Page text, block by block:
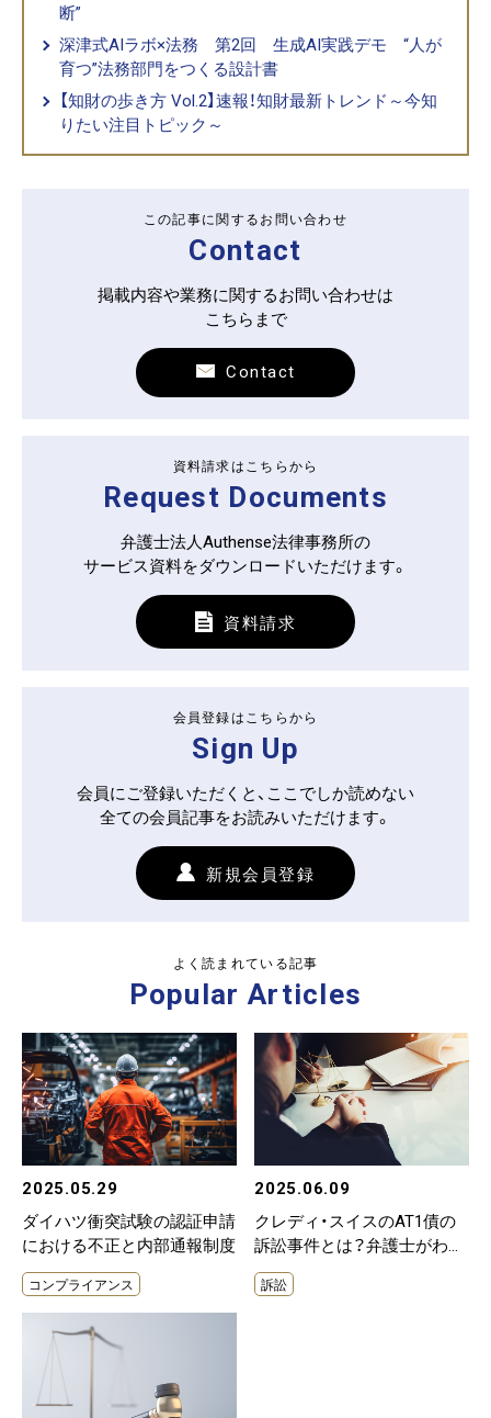
断”
深津式AIラボ×法務 第2回 生成AI実践デモ “人が
育つ”法務部門をつくる設計書
【知財の歩き方 Vol.2】速報！知財最新トレンド～今知
りたい注目トピック～
この記事に関するお問い合わせ
Contact
掲載内容や業務に関するお問い合わせは
こちらまで
Contact
資料請求はこちらから
Request Documents
弁護士法人Authense法律事務所の
サービス資料をダウンロードいただけます。
資料請求
会員登録はこちらから
Sign Up
会員にご登録いただくと、ここでしか読めない
全ての会員記事をお読みいただけます。
新規会員登録
よく読まれている記事
Popular Articles
2025.05.29
ダイハツ衝突試験の認証申請
における不正と内部通報制度
コンプライアンス
2025.06.09
クレディ・スイスのAT1債の
訴訟事件とは？弁護士がわか
りやすく解説
訴訟